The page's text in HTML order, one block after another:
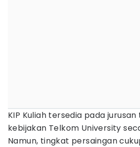
KIP Kuliah tersedia pada
kebijakan Telkom University
Namun, tingkat persaingan